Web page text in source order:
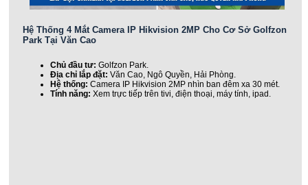
Hệ Thống 4 Mắt Camera IP Hikvision 2MP Cho Cơ Sở Golfzon
Park Tại Văn Cao
Chủ đầu tư:Golfzon Park.
Địa chỉ lắp đặt: Văn Cao, Ngô Quyền, Hải Phòng.
Hệ thống:Camera IP Hikvision 2MP nhìn ban đêm xa 30 mét.
Tính năng: Xem trực tiếp trên tivi, điện thoại, máy tính, ipad.